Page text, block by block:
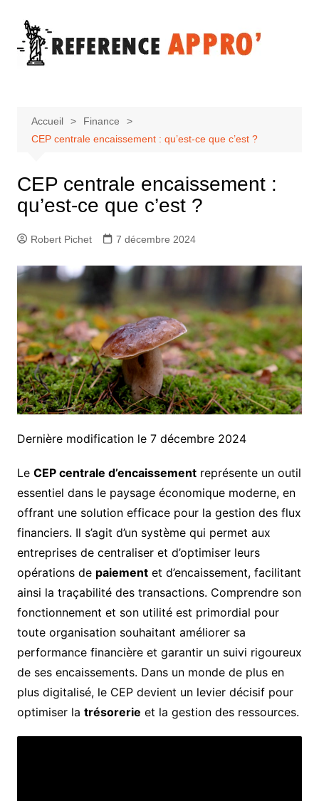
contenu
Accueil
Finance
CEP centrale encaissement : qu’est-ce que c’est ?
CEP centrale encaissement :
qu’est-ce que c’est ?
Robert Pichet 7 décembre 2024
Dernière modification le 7 décembre 2024
Le CEP centrale d’encaissementreprésente un outil
essentiel dans le paysage économique moderne, en
offrant une solution efficace pour la gestion des flux
financiers. Il s’agit d’un système qui permet aux
entreprises de centraliser et d’optimiser leurs
opérations de paiementet d’encaissement, facilitant
ainsi la traçabilité des transactions. Comprendre son
fonctionnement et son utilité est primordial pour
toute organisation souhaitant améliorer sa
performance financière et garantir un suivi rigoureux
de ses encaissements. Dans un monde de plus en
plus digitalisé, le CEP devient un levier décisif pour
optimiser la trésorerie et la gestion des ressources.